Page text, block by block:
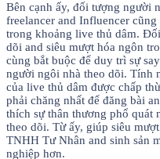
Bên cạnh ấy, đối tượng người
freelancer and Influencer
trong khoảng live thủ dâm.
dõi and siêu mượt hóa ngôn
cùng bắt buộc để duy trì sự
người ngôi nhà theo dõi. Tính
của live thủ dâm được chấp
phải chăng nhất để đăng bài
thích sự thân thương phổ quát
theo dõi. Từ ấy, giúp siêu
TNHH Tư Nhân and sinh sản
nghiệp hơn.